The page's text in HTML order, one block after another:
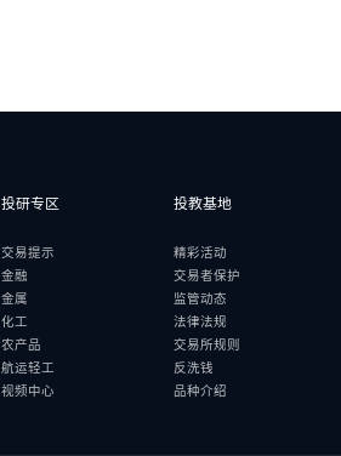
投研专区
交易提示
金融
金属
化工
农产品
航运轻工
视频中心
投教基地
精彩活动
交易者保护
监管动态
法律法规
交易所规则
反洗钱
品种介绍